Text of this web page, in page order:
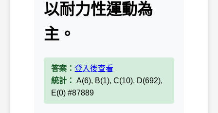
以耐力性運動為
主。
答案： 登入後查看
統計： A(6), B(1), C(10), D(692),
E(0) #87889